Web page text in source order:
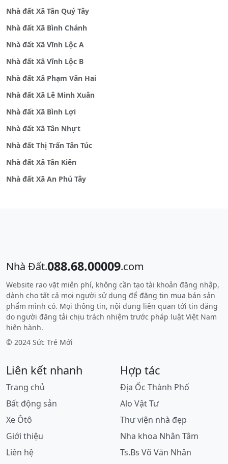
Nhà đất Xã Tân Quý Tây
Nhà đất Xã Bình Chánh
Nhà đất Xã Vĩnh Lộc A
Nhà đất Xã Vĩnh Lộc B
Nhà đất Xã Phạm Văn Hai
Nhà đất Xã Lê Minh Xuân
Nhà đất Xã Bình Lợi
Nhà đất Xã Tân Nhựt
Nhà đất Thị Trấn Tân Túc
Nhà đất Xã Tân Kiên
Nhà đất Xã An Phú Tây
Nhà Đất.088.68.00009.com
Website rao vặt miễn phí, không cần tạo tài khoản đăng nhập,
dành cho tất cả mọi người sử dụng để đăng tin mua bán sản
phẩm mình có. Mọi thông tin, nội dung liên quan tới tin đăng
do người đăng tải chịu trách nhiệm trước pháp luật Việt Nam
hiện hành.
© 2024 Sức Trẻ Mới
Liên kết nhanh
Trang chủ
Bất động sản
Xe Ôtô
Giới thiệu
Liên hệ
Hợp tác
Địa Ốc Thành Phố
Alo Vật Tư
Thư viện nhà đẹp
Nha khoa Nhân Tâm
Ts.Bs Võ Văn Nhân